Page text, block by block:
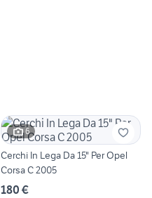
6
Cerchi In Lega Da 15" Per Opel
Corsa C 2005
180 €